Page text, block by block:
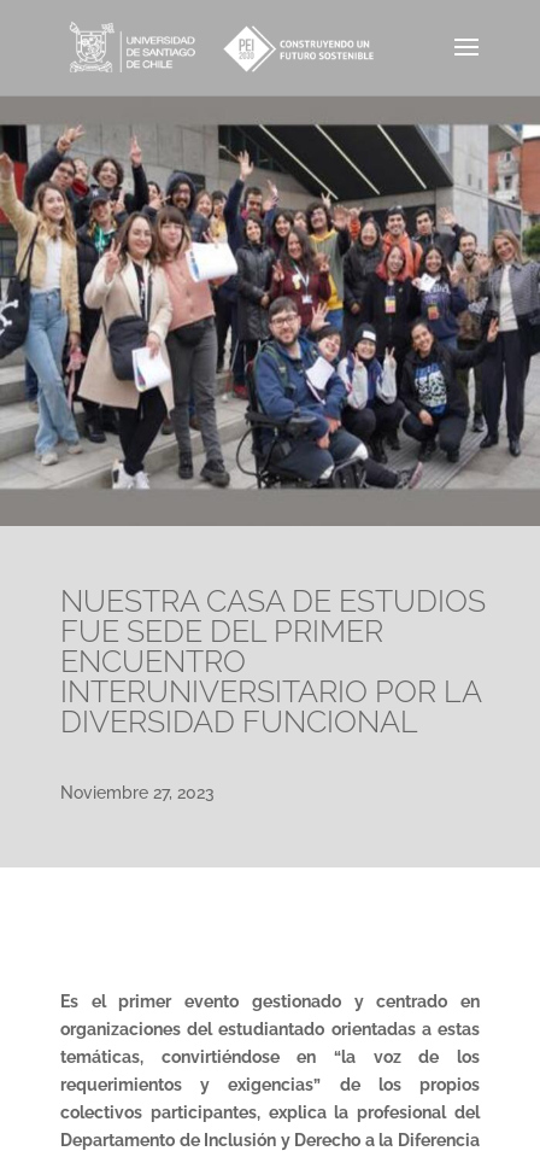
NUESTRA CASA DE ESTUDIOS
FUE SEDE DEL PRIMER
ENCUENTRO
INTERUNIVERSITARIO POR LA
DIVERSIDAD FUNCIONAL
Noviembre 27, 2023
Es el primer evento gestionado y centrado en
organizaciones del estudiantado orientadas a estas
temáticas, convirtiéndose en “la voz de los
requerimientos y exigencias” de los propios
colectivos participantes, explica la profesional del
Departamento de Inclusión y Derecho a la Diferencia